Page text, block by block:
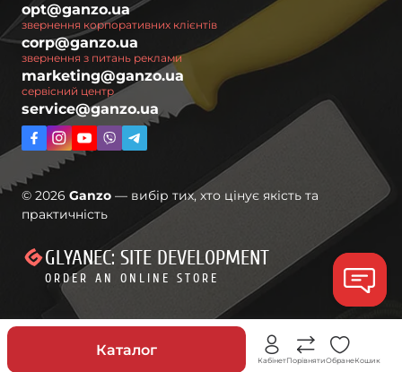
Каталог
КабінетПорівнятиОбранеКошик
opt@ganzo.ua
звернення корпоративних клієнтів
corp@ganzo.ua
звернення з питань реклами
marketing@ganzo.ua
сервісний центр
service@ganzo.ua
© 2026 Ganzo — вибір тих, хто цінує якість та
практичність
GLYANEC: SITE DEVELOPMENT
ORDER AN ONLINE STORE